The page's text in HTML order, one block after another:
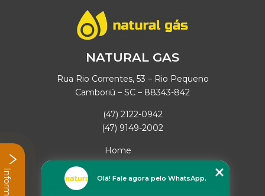
NATURAL GAS
Rua Rio Correntes, 53 – Rio Pequeno
Camboriú – SC – 88343-842
(47) 2122-0942
(47) 9149-2002
Home
Empresa
Missão
Olá! Fale agora pelo WhatsApp.